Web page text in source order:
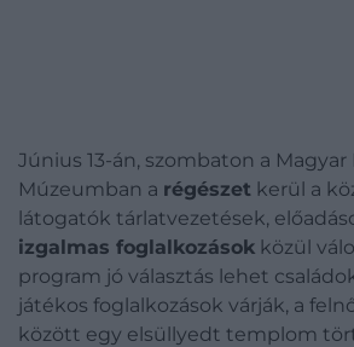
Június 13-án, szombaton a
Múzeumban a régészet kerül a
látogatók tárlatvezetések,
izgalmas foglalkozások közül
program jó választás lehet
játékos foglalkozások várják, a
között egy elsüllyedt templom